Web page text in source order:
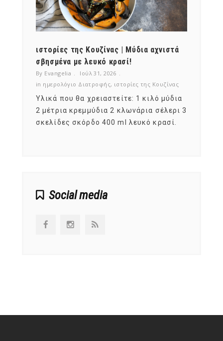
ιστορίες της Κουζίνας | Μύδια αχνιστά
σβησμένα με λευκό κρασί!
By Evangelia
Ιούλ 31, 2026
in ημερολόγιο Διατροφής, ιστορίες της Κουζίνας
Υλικά που θα χρειαστείτε: 1 κιλό μύδια
2 μέτρια κρεμμύδια 2 κλωνάρια σέλερι 3
σκελίδες σκόρδο 400 ml λευκό κρασί.
Social media